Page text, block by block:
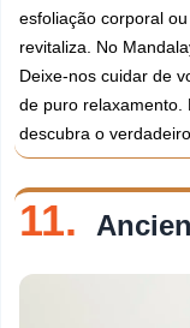
esfoliação corporal
revitaliza. No
Deixe-nos cuidar de
de puro relaxamento.
descubra o
11.